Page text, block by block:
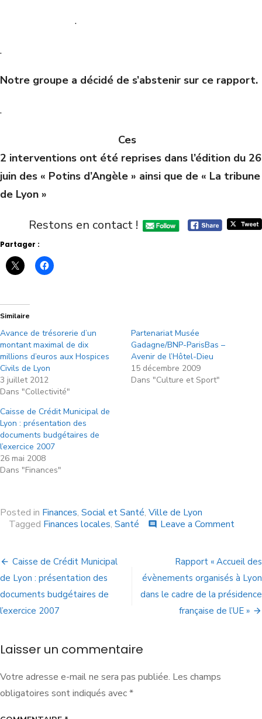
.
.
Notre groupe a décidé de s’abstenir sur ce rapport.
.
Ces
2 interventions ont été reprises dans l’édition du 26
juin des « Potins d’Angèle » ainsi que de « La tribune
de Lyon »
Restons en contact !
Partager :
Similaire
Avance de trésorerie d’un
montant maximal de dix
millions d’euros aux Hospices
Civils de Lyon
3 juillet 2012
Dans "Collectivité"
Partenariat Musée
Gadagne/BNP-ParisBas –
Avenir de l’Hôtel-Dieu
15 décembre 2009
Dans "Culture et Sport"
Caisse de Crédit Municipal de
Lyon : présentation des
documents budgétaires de
l’exercice 2007
26 mai 2008
Dans "Finances"
Posted in Finances, Social et Santé, Ville de Lyon
Tagged Finances locales, Santé comment Leave a Comment
Caisse de Crédit Municipal
de Lyon : présentation des
documents budgétaires de
l’exercice 2007
Rapport « Accueil des
évènements organisés à Lyon
dans le cadre de la présidence
française de l’UE »
Laisser un commentaire
Votre adresse e-mail ne sera pas publiée. Les champs
obligatoires sont indiqués avec*